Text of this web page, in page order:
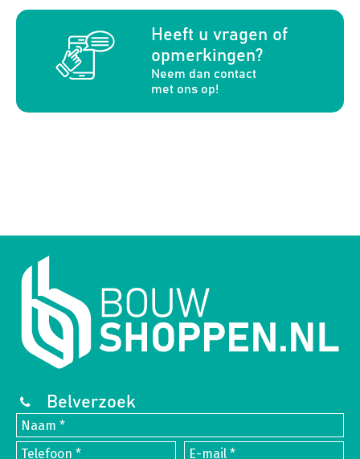
Heeft u vragen of
opmerkingen?
Neem dan contact
met ons op!
a
Belverzoek